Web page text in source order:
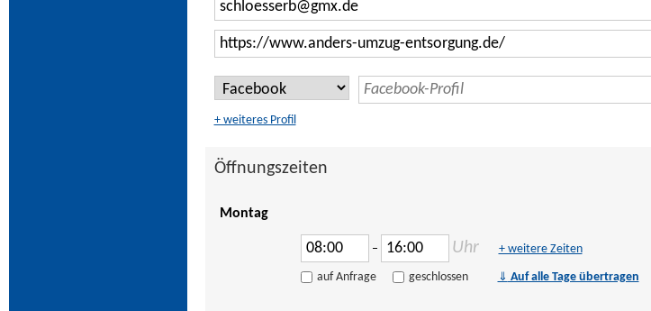
+ weiteres Profil
Öffnungszeiten
Montag
– Uhr + weitere Zeiten
auf Anfrage geschlossen ⇓ Auf alle Tage übertragen